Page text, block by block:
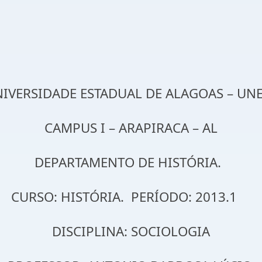
ESTADUAL DE ALAGOAS –
CAMPUS I – ARAPIRACA – AL
DEPARTAMENTO DE HISTÓRIA.
CURSO: HISTÓRIA. PERÍODO: 2013.1
DISCIPLINA: SOCIOLOGIA